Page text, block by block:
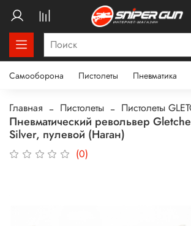
Самооборона Пистолеты Пневматика
Главная Пистолеты Пистолеты
Пневматический револьвер
Silver, пулевой (Наган)
(0)